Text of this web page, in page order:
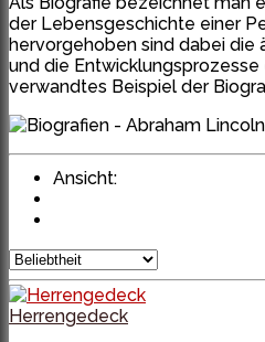
der Lebensgeschichte einer
hervorgehoben sind dabei die
und die Entwicklungsprozesse
verwandtes Beispiel der
Ansicht:
Herrengedeck